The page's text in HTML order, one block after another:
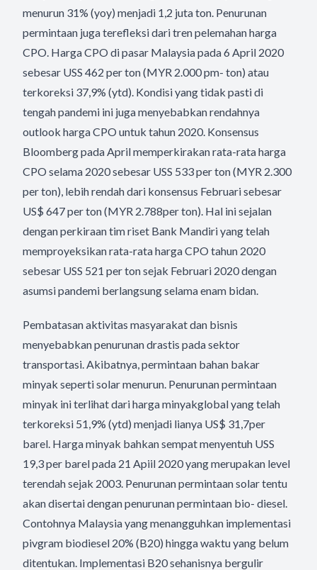
menurun 31% (yoy) menjadi 1,2 juta ton. Penurunan
permintaan juga terefleksi dari tren pelemahan harga
CPO. Harga CPO di pasar Malaysia pada 6 April 2020
sebesar USS 462 per ton (MYR 2.000 pm- ton) atau
terkoreksi 37,9% (ytd). Kondisi yang tidak pasti di
tengah pandemi ini juga menyebabkan rendahnya
outlook harga CPO untuk tahun 2020. Konsensus
Bloomberg pada April memperkirakan rata-rata harga
CPO selama 2020 sebesar USS 533 per ton (MYR 2.300
per ton), lebih rendah dari konsensus Februari sebesar
US$ 647 per ton (MYR 2.788per ton). Hal ini sejalan
dengan perkiraan tim riset Bank Mandiri yang telah
memproyeksikan rata-rata harga CPO tahun 2020
sebesar USS 521 per ton sejak Februari 2020 dengan
asumsi pandemi berlangsung selama enam bidan.
Pembatasan aktivitas masyarakat dan bisnis
menyebabkan penurunan drastis pada sektor
transportasi. Akibatnya, permintaan bahan bakar
minyak seperti solar menurun. Penurunan permintaan
minyak ini terlihat dari harga minyakglobal yang telah
terkoreksi 51,9% (ytd) menjadi lianya US$ 31,7per
barel. Harga minyak bahkan sempat menyentuh USS
19,3 per barel pada 21 Apiil 2020 yang merupakan level
terendah sejak 2003. Penurunan permintaan solar tentu
akan disertai dengan penurunan permintaan bio- diesel.
Contohnya Malaysia yang menangguhkan implementasi
pivgram biodiesel 20% (B20) hingga waktu yang belum
ditentukan. Implementasi B20 sehanisnya bergulir